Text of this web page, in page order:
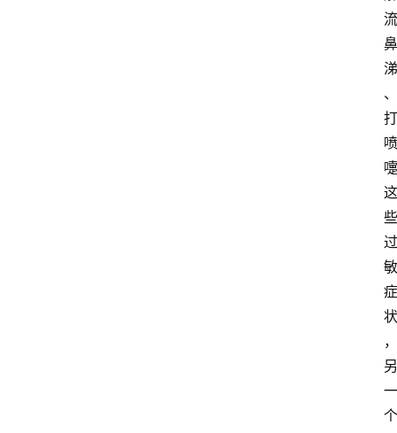
流
鼻
涕
、
打
喷
嚏
这
些
过
敏
症
状
，
另
一
个